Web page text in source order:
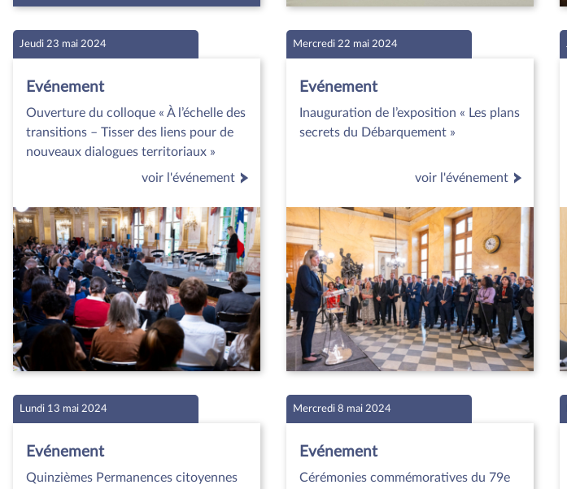
Jeudi 23 mai 2024
Evénement
Ouverture du colloque « À l’échelle des
transitions – Tisser des liens pour de
nouveaux dialogues territoriaux »
voir l'événement
Mercredi 22 mai 2024
Evénement
Inauguration de l’exposition « Les plans
secrets du Débarquement »
voir l'événement
Lundi 13 mai 2024
Evénement
Quinzièmes Permanences citoyennes
Mercredi 8 mai 2024
Evénement
Cérémonies commémoratives du 79e